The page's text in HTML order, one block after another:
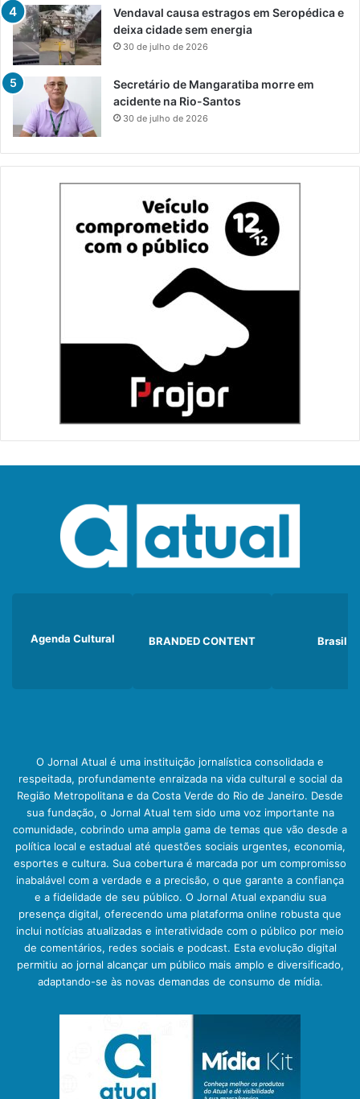
Vendaval causa estragos em Seropédica e
deixa cidade sem energia
30 de julho de 2026
Secretário de Mangaratiba morre em
acidente na Rio-Santos
30 de julho de 2026
Agenda Cultural BRANDED CONTENT Brasil
O Jornal Atual é uma instituição jornalística consolidada e
respeitada, profundamente enraizada na vida cultural e social da
Região Metropolitana e da Costa Verde do Rio de Janeiro. Desde
sua fundação, o Jornal Atual tem sido uma voz importante na
comunidade, cobrindo uma ampla gama de temas que vão desde a
política local e estadual até questões sociais urgentes, economia,
esportes e cultura. Sua cobertura é marcada por um compromisso
inabalável com a verdade e a precisão, o que garante a confiança
e a fidelidade de seu público. O Jornal Atual expandiu sua
presença digital, oferecendo uma plataforma online robusta que
inclui notícias atualizadas e interatividade com o público por meio
de comentários, redes sociais e podcast. Esta evolução digital
permitiu ao jornal alcançar um público mais amplo e diversificado,
adaptando-se às novas demandas de consumo de mídia.